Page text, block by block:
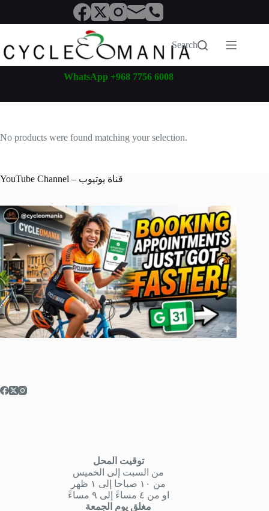
content
Search
WhatsApp +968 7756 6008
No products were found matching your selection.
YouTube Channel – قناة يوتيوب
توقيت المحل
من السبت إلى الخميس
من ١٠ صباحا إلى ١ ظهر
او من ٤ مساءً إلى ٩ مساءً
مغلق يوم الجمعة